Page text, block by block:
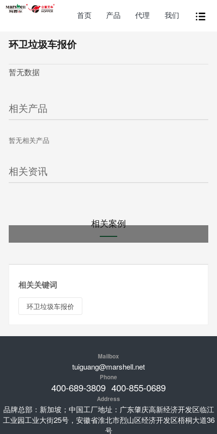
首页 产品 代理 我们
环卫垃圾车报价
暂无数据
相关产品
暂无相关产品
相关资讯
相关案例
相关关键词
环卫垃圾车报价
Mailbox
tuiguang@marshell.net
Phone
400-689-3809 400-855-0689
Address
品牌总部：新加坡；中国工厂地址：广东肇庆高新经济开发区临江
工业园工业大街25号，安徽省淮北市烈山区经济开发区梧桐大道36
号